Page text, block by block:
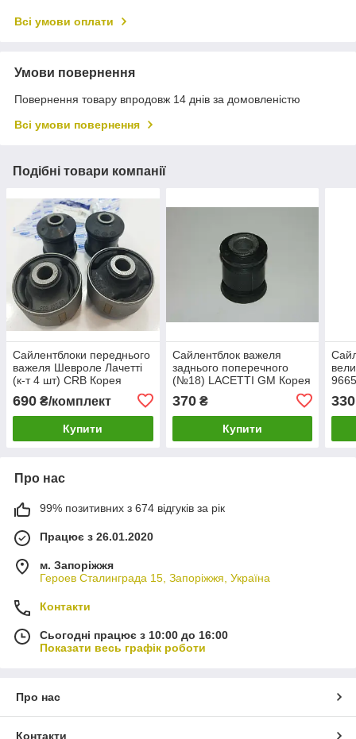
Всі умови оплати
Умови повернення
Повернення товару впродовж 14 днів за домовленістю
Всі умови повернення
Подібні товари компанії
Сайлентблоки переднього
важеля Шевроле Лачетті
(к-т 4 шт) CRB Корея
690 ₴/комплект
Купити
Сайлентблок важеля
заднього поперечного
(№18) LACETTI GM Корея
370₴
Купити
330
Про нас
99% позитивних з 674 відгуків за рік
Працює з 26.01.2020
м. Запоріжжя
Героев Сталинграда 15, Запоріжжя, Україна
Контакти
Сьогодні працює з 10:00 до 16:00
Показати весь графік роботи
Про нас
Контакти